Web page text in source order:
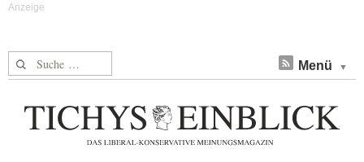
Suche nach: Menü